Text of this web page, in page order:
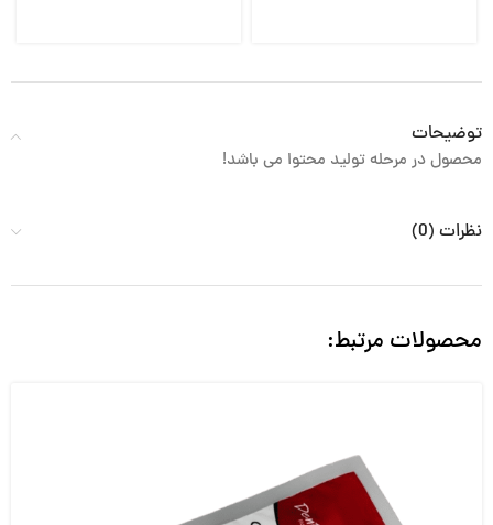
توضیحات
محصول در مرحله تولید محتوا می باشد!
نظرات (0)
محصولات مرتبط: